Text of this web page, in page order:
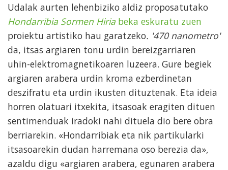
Udalak aurten lehenbiziko aldiz proposatutako
Hondarribia Sormen Hiria beka eskuratu zuen
proiektu artistiko hau garatzeko. '470 nanometro'
da, itsas argiaren tonu urdin bereizgarriaren
uhin-elektromagnetikoaren luzeera. Gure begiek
argiaren arabera urdin kroma ezberdinetan
deszifratu eta urdin ikusten dituztenak. Eta ideia
horren olatuari itxekita, itsasoak eragiten dituen
sentimenduak iradoki nahi dituela dio bere obra
berriarekin. «Hondarribiak eta nik partikularki
itsasoarekin dudan harremana oso berezia da»,
azaldu digu «argiaren arabera, egunaren arabera